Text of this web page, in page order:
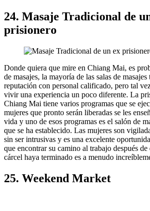
24. Masaje Tradicional de
prisionero
Donde quiera que mire en Chiang Mai, es
de masajes, la mayoría de las salas de
reputación con personal calificado, pero tal
vivir una experiencia un poco diferente. La
Chiang Mai tiene varios programas que se
mujeres que pronto serán liberadas se les
vida y uno de esos programas es el salón de
que se ha establecido. Las mujeres son
sin ser intrusivas y es una excelente
que encontrar su camino al trabajo después
cárcel haya terminado es a menudo
25. Weekend Market